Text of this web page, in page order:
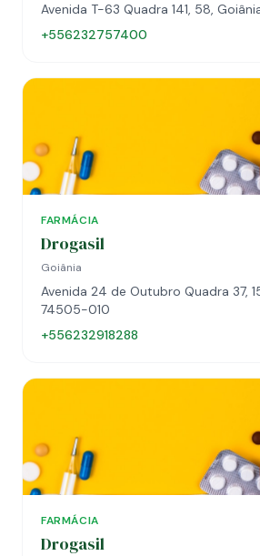
Avenida T-63 Quadra 141, 58,
+556232757400
FARMÁCIA
Drogasil
Goiânia
Avenida 24 de Outubro Quadra 37,
74505-010
+556232918288
FARMÁCIA
Drogasil